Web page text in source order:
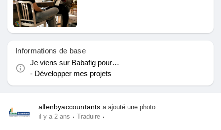
Emplois
Cours
Informations de base
Je viens sur Babafig pour…
- Développer mes projets
allenbyaccountants a ajouté une photo
il y a 2 ans · Traduire ·